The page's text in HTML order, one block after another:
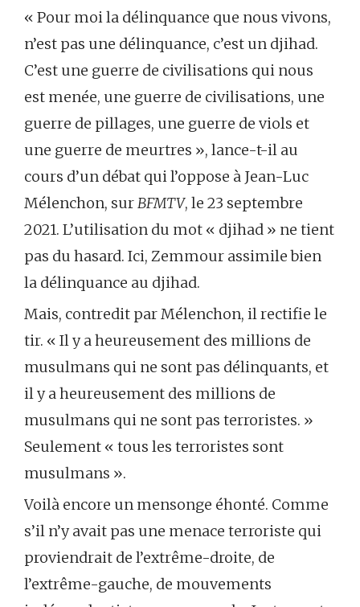
« Pour moi la délinquance que nous vivons,
n’est pas une délinquance, c’est un djihad.
C’est une guerre de civilisations qui nous
est menée, une guerre de civilisations, une
guerre de pillages, une guerre de viols et
une guerre de meurtres », lance-t-il au
cours d’un débat qui l’oppose à Jean-Luc
Mélenchon, sur BFMTV, le 23 septembre
2021. L’utilisation du mot « djihad » ne tient
pas du hasard. Ici, Zemmour assimile bien
la délinquance au djihad.
Mais, contredit par Mélenchon, il rectifie le
tir. « Il y a heureusement des millions de
musulmans qui ne sont pas délinquants, et
il y a heureusement des millions de
musulmans qui ne sont pas terroristes. »
Seulement « tous les terroristes sont
musulmans ».
Voilà encore un mensonge éhonté. Comme
s’il n’y avait pas une menace terroriste qui
proviendrait de l’extrême-droite, de
l’extrême-gauche, de mouvements